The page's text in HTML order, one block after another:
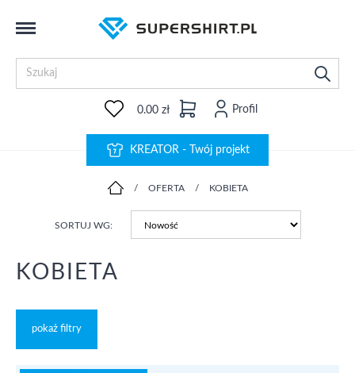
0.00 zł Profil
KREATOR - Twój projekt
/ OFERTA / KOBIETA
SORTUJ WG:
KOBIETA
pokaż filtry